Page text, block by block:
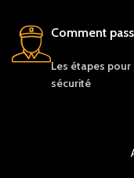
Comment
Les étapes
sécurité